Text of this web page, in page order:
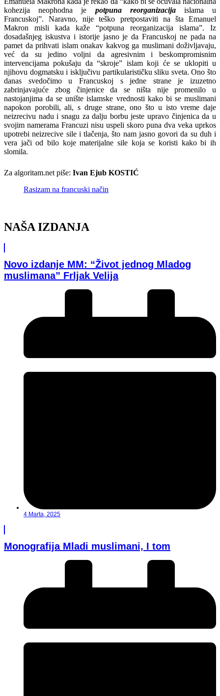
kohezija neophodna je potpuna reorganizacijaislama u
Francuskoj”. Naravno, nije teško pretpostaviti na šta Emanuel
Makron misli kada kaže “potpuna reorganizacija islama”. Iz
dosadašnjeg iskustva i istorije jasno je da Francuskoj ne pada na
pamet da prihvati islam onakav kakvog ga muslimani doživljavaju,
već da su jedino voljni da agresivnim i beskompromisnim
intervencijama pokušaju da “skroje” islam koji će se uklopiti u
njihovu dogmatsku i isključivu partikularističku sliku sveta. Ono što
danas svedočimo u Francuskoj s jedne strane je izuzetno
zabrinjavajuće zbog činjenice da se ništa nije promenilo u
nastojanjima da se unište islamske vrednosti kako bi se muslimani
napokon porobili, ali, s druge strane, ono što u isto vreme daje
neizrecivu nadu i snagu za dalju borbu jeste upravo činjenica da u
svojim namerama Francuzi nisu uspeli skoro puna dva veka uprkos
upotrebi neizrecive sile i tlačenja, što nam jasno govori da su duh i
vera jači od bilo koje materijalne sile koja se koristi kako bi ih
slomila.
Za algoritam.net piše: Ivan Ejub KOSTIĆ
Rasizam na francuski način
NAŠA IZDANJA
Novo izdanje MM: “Život jednog Mladog
muslimana” Frljak Velija
4 Marta, 2025
Monografija Mladi muslimani, I tom